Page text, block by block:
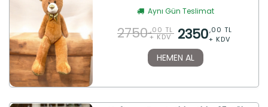
Aynı Gün Teslimat
2750 ,00 TL
+ KDV 2350,00 TL
+ KDV
HEMEN AL